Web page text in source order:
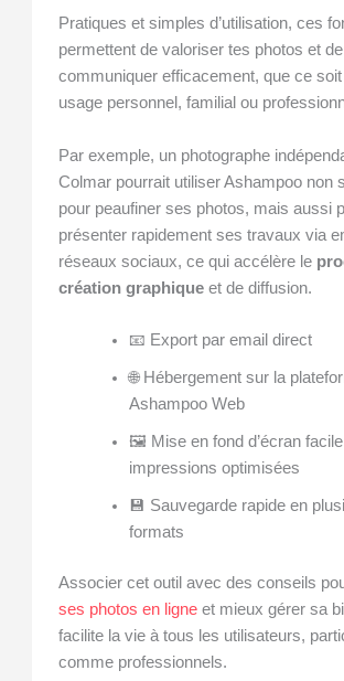
Pratiques et simples d’utilisation, ces
permettent de valoriser tes photos et de
communiquer efficacement, que ce
usage personnel, familial ou
Par exemple, un photographe
Colmar pourrait utiliser Ashampoo non
pour peaufiner ses photos, mais aussi
présenter rapidement ses travaux via
réseaux sociaux, ce qui accélère le
création graphique et de diffusion.
📧 Export par email direct
🌐 Hébergement sur la
Ashampoo Web
🖼️ Mise en fond d’écran
impressions optimisées
💾 Sauvegarde rapide en
formats
Associer cet outil avec des conseils
ses photos en ligne et mieux gérer sa
facilite la vie à tous les utilisateurs,
comme professionnels.